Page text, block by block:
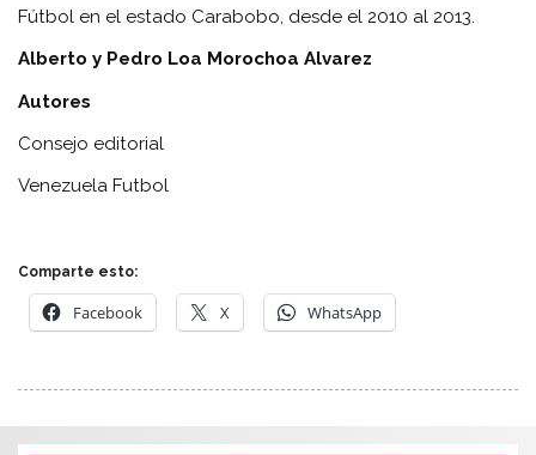
Fútbol en el estado Carabobo, desde el 2010 al 2013.
Alberto y Pedro Loa Morochoa Alvarez
Autores
Consejo editorial
Venezuela Futbol
Comparte esto:
Facebook X WhatsApp